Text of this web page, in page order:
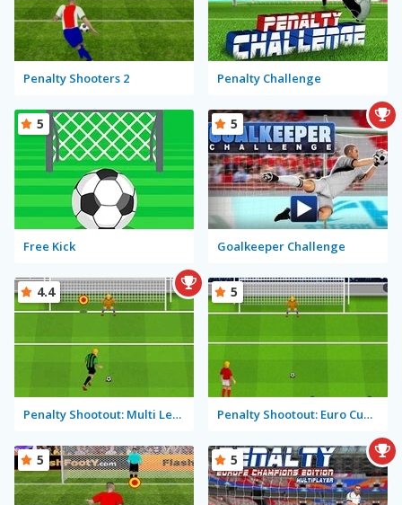
Penalty Shooters 2 Penalty Challenge
Free Kick
5
Goalkeeper Challenge
5
Penalty Shootout: Multi League
4.4
Penalty Shootout: Euro Cup 2016
5
5 5